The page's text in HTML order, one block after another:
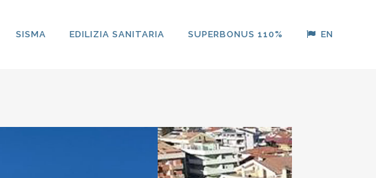
SISMA EDILIZIA SANITARIA SUPERBONUS 110% EN